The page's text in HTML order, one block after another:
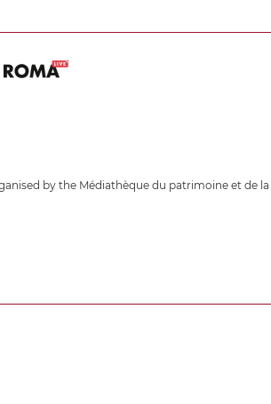
by the Médiathèque du patrimoine et de